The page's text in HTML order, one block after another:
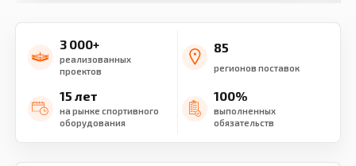
3 000+
реализованных
проектов
85
регионов поставок
15 лет
на рынке спортивного
оборудования
100%
выполненных
обязательств